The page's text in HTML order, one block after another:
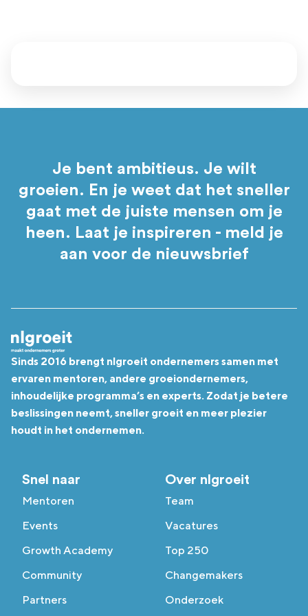
Je bent ambitieus. Je wilt
groeien. En je weet dat het sneller
gaat met de juiste mensen om je
heen. Laat je inspireren - meld je
aan voor de nieuwsbrief
Sinds 2016 brengt nlgroeit ondernemers samen met
ervaren mentoren, andere groeiondernemers,
inhoudelijke programma’s en experts. Zodat je betere
beslissingen neemt, sneller groeit en meer plezier
houdt in het ondernemen.
Snel naar
Mentoren
Events
Growth Academy
Community
Partners
Over nlgroeit
Team
Vacatures
Top 250
Changemakers
Onderzoek